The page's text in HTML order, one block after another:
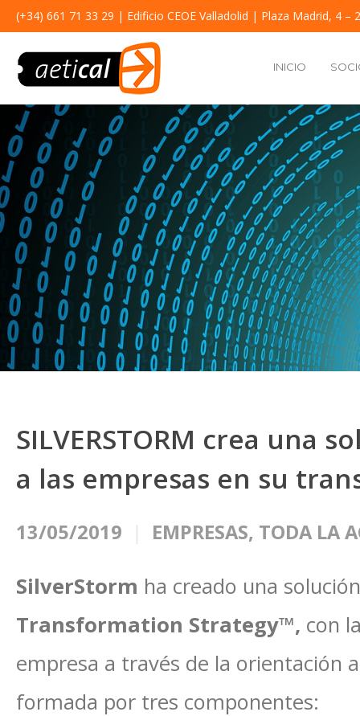
(+34) 661 71 33 29 | Edificio CEOE Valladolid | Plaza Madrid, 4 –
INICIO
SILVERSTORM crea una
a las empresas en su
13/05/2019 EMPRESAS, TODA LA
SilverStorm ha creado una
Transformation Strategy™, con
empresa a través de la orientación
formada por tres componentes: